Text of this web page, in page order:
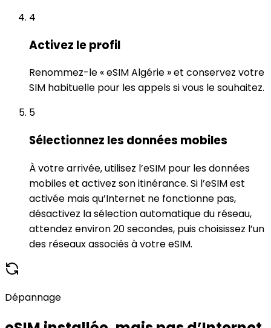
4
Activez le profil
Renommez-le « eSIM Algérie » et conservez votre
SIM habituelle pour les appels si vous le souhaitez.
5
Sélectionnez les données mobiles
À votre arrivée, utilisez l’eSIM pour les données
mobiles et activez son itinérance. Si l’eSIM est
activée mais qu’Internet ne fonctionne pas,
désactivez la sélection automatique du réseau,
attendez environ 20 secondes, puis choisissez l’un
des réseaux associés à votre eSIM.
Dépannage